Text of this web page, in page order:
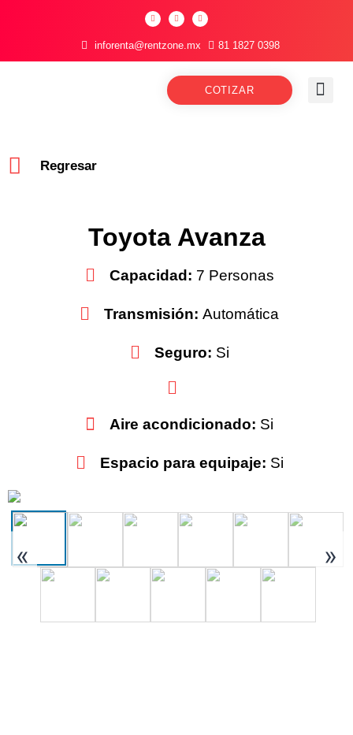
inforenta@rentzone.mx 81 1827 0398
COTIZAR
Regresar
« »
Toyota Avanza
Capacidad: 7 Personas
Transmisión:Automática
Seguro: Si
Aire acondicionado: Si
Espacio para equipaje: Si